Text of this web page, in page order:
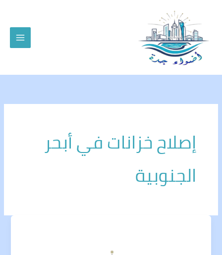
المحتوى
إصلاح خزانات في أبحر
الجنوبية